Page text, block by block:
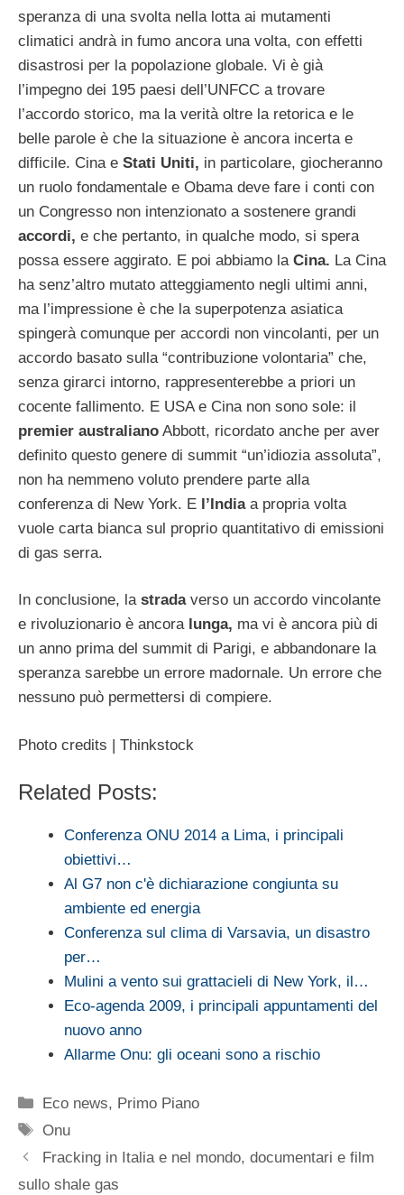
speranza di una svolta nella lotta ai mutamenti
climatici andrà in fumo ancora una volta, con effetti
disastrosi per la popolazione globale. Vi è già
l’impegno dei 195 paesi dell’UNFCC a trovare
l’accordo storico, ma la verità oltre la retorica e le
belle parole è che la situazione è ancora incerta e
difficile. Cina e Stati Uniti, in particolare, giocheranno
un ruolo fondamentale e Obama deve fare i conti con
un Congresso non intenzionato a sostenere grandi
accordi, e che pertanto, in qualche modo, si spera
possa essere aggirato. E poi abbiamo la Cina. La Cina
ha senz’altro mutato atteggiamento negli ultimi anni,
ma l’impressione è che la superpotenza asiatica
spingerà comunque per accordi non vincolanti, per un
accordo basato sulla “contribuzione volontaria” che,
senza girarci intorno, rappresenterebbe a priori un
cocente fallimento. E USA e Cina non sono sole: il
premier australiano Abbott, ricordato anche per aver
definito questo genere di summit “un’idiozia assoluta”,
non ha nemmeno voluto prendere parte alla
conferenza di New York. E l’Indiaa propria volta
vuole carta bianca sul proprio quantitativo di emissioni
di gas serra.
In conclusione, la stradaverso un accordo vincolante
e rivoluzionario è ancora lunga, ma vi è ancora più di
un anno prima del summit di Parigi, e abbandonare la
speranza sarebbe un errore madornale. Un errore che
nessuno può permettersi di compiere.
Photo credits | Thinkstock
Related Posts:
Conferenza ONU 2014 a Lima, i principali
obiettivi…
Al G7 non c'è dichiarazione congiunta su
ambiente ed energia
Conferenza sul clima di Varsavia, un disastro
per…
Mulini a vento sui grattacieli di New York, il…
Eco-agenda 2009, i principali appuntamenti del
nuovo anno
Allarme Onu: gli oceani sono a rischio
Categorie
Eco news, Primo Piano
Tag
Onu
Fracking in Italia e nel mondo, documentari e film
sullo shale gas